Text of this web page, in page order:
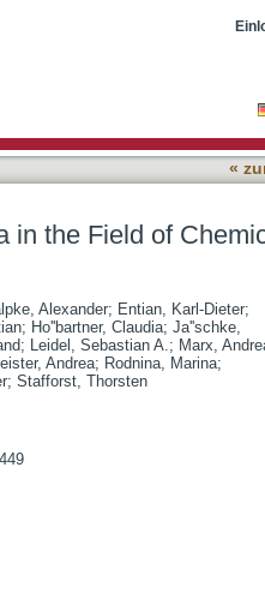
of Native
«
in the Field of
Alexander; Entian, Karl-Dieter;
; Ho''bartner, Claudia; Ja''schke,
; Leidel, Sebastian A.; Marx,
Andrea; Rodnina, Marina;
; Stafforst, Thorsten